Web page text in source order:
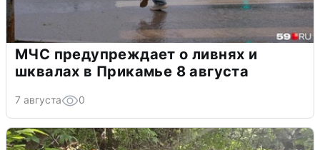
МЧС предупреждает о ливнях и
шквалах в Прикамье 8 августа
7 августа 0